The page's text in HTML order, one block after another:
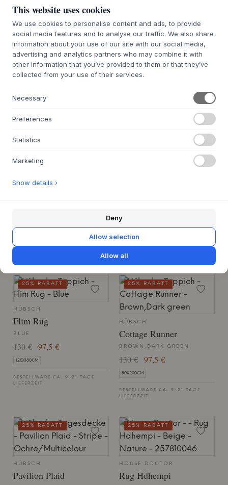
Mola Rug
2 VARIANTEN
699 € 524,25 €
25% RABATT
HÜBSCH
Waku Rug
SAND
310 € 232,5 €
Tento Plaid
BESTELLWARE CA. 9-21 TAGE
25% RABATT
310 €
LIEFERZEIT
HÜBSCH
Flim Rug
BLUE
130 € 97,5 €
120X180CM
BESTELLWARE CA. 9-21 TAGE
LIEFERZEIT
25% RABATT
HÜBSCH
Cottage Runner
BROWN,DARK GREEN
130 € 97,5 €
80X200CM
BESTELLWARE CA. 9-21 TAGE
LIEFERZEIT
25% RABATT
HÜBSCH
Pavilion Plaid
25% RABATT
HOUSE DOCTOR
Rug Hdhempi
25% RABATT
This website uses cookies
We use cookies to personalise content and ads, to provide
social media features and to analyse our traffic. We also share
information about your use of our site with our social media,
advertising and analytics partners who may combine it with
other information that you’ve provided to them or that they’ve
collected from your use of their services.
Necessary
Preferences
Statistics
Marketing
Show details ›
Deny
Allow selection
Allow all